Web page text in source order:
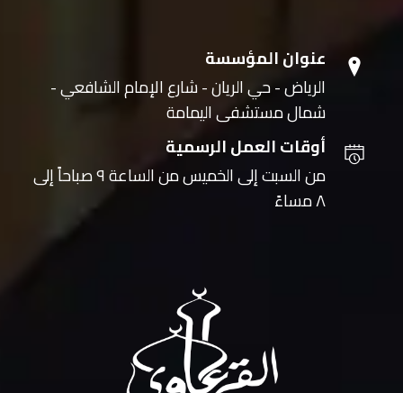
عنوان المؤسسة
الرياض - حي الريان - شارع الإمام الشافعي -
شمال مستشفى اليمامة
أوقات العمل الرسمية
من السبت إلى الخميس من الساعة ٩ صباحاً إلى
٨ مساءً